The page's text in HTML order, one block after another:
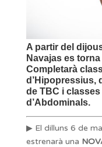
A partir del
Navajas es
Completarà
d’Hipopressius,
de TBC i
d’Abdominals.
▶ El dilluns 6 de
estrenarà una